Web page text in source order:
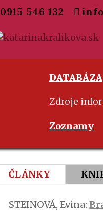
0915 546 132
DATABÁZA
Zdroje
Zoznamy
ČLÁNKY
STEINOVÁ, Evina: